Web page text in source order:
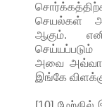
செயல்கள்
ஆகும்.
அவை
இங்கே